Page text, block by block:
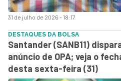
31 de julho de 2026 - 18:17
DESTAQUES DA BOLSA
Santander (SANB11)
anúncio de OPA; veja o
desta sexta-feira (31)